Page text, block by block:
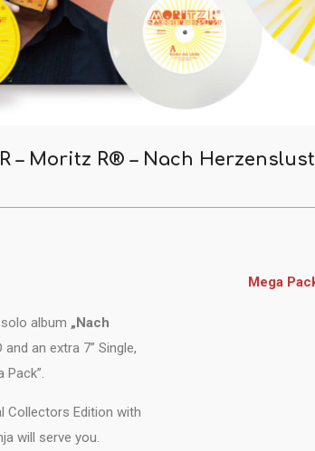
Moritz R® – Nach Herzenslust
solo album „Nach
and an extra 7” Single,
Pack”.
Collectors Edition with
will serve you.
Mega